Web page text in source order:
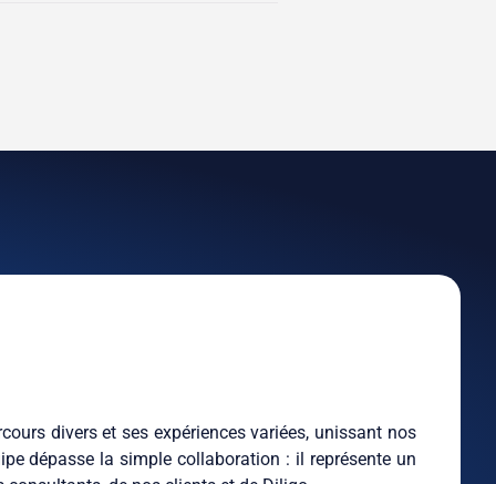
divers et ses expériences variées, unissant nos
dépasse la simple collaboration : il représente un